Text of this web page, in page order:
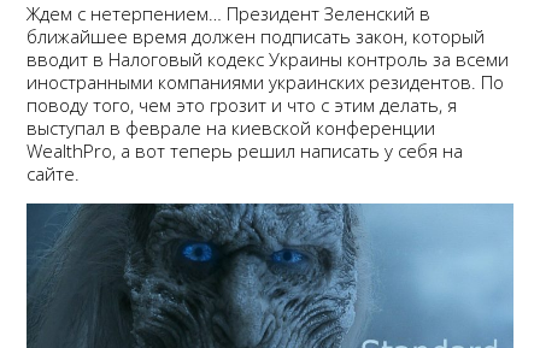
Ждем с нетерпением… Президент Зеленский в
ближайшее время должен подписать закон, который
вводит в Налоговый кодекс Украины контроль за всеми
иностранными компаниями украинских резидентов. По
поводу того, чем это грозит и что с этим делать, я
выступал в феврале на киевской конференции
WealthPro, а вот теперь решил написать у себя на
сайте.